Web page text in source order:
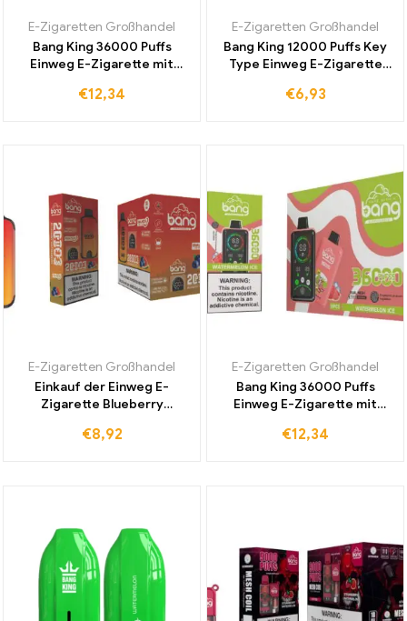
E-Zigaretten Großhandel
Bang King 36000 Puffs
Einweg E-Zigarette mit
Spannungsregelung und
€12,34
E-Zigaretten Großhandel
Bang King 12000 Puffs Key
Type Einweg E-Zigarette
Kirsch-Geschmack für
€6,93
E-Zigaretten Großhandel
Einkauf der Einweg E-
Zigarette Blueberry
Dual Mesh direkt vom
€8,92
E-Zigaretten Großhandel
Bang King 36000 Puffs
Einweg E-Zigarette mit
Spannungskontrolle für
€12,34